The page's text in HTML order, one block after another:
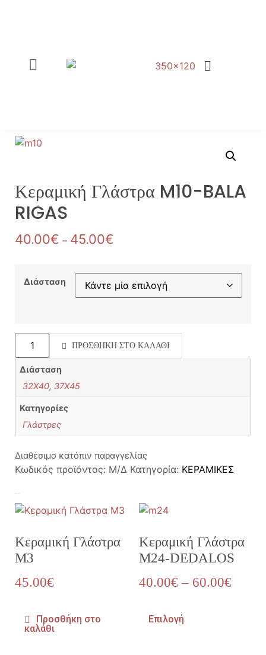
Κεραμική Γλάστρα M10-BALA
RIGAS
40.00€ – 45.00€
Διάσταση
ΠΡΟΣΘΉΚΗ ΣΤΟ ΚΑΛΆΘΙ
Διάσταση
32X40, 37X45
Κατηγορίες
Γλάστρες
Διαθέσιμο κατόπιν παραγγελίας
Κωδικός προϊόντος: Μ/Δ Κατηγορία: ΚΕΡΑΜΙΚΕΣ
Κεραμική Γλάστρα
M3
45.00€
Προσθήκη στο
καλάθι
Κεραμική Γλάστρα
M24-DEDALOS
40.00€ – 60.00€
Επιλογή